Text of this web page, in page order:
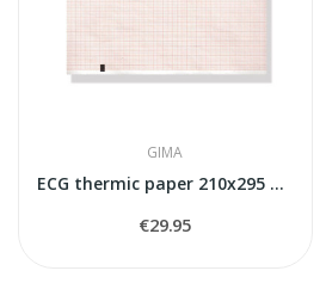
GIMA
ECG thermic paper 210x295 250 sheets
€29.95